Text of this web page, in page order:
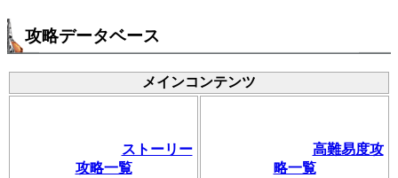
攻略データベース
メインコンテンツ
ストーリー
攻略一覧
高難易度攻
略一覧